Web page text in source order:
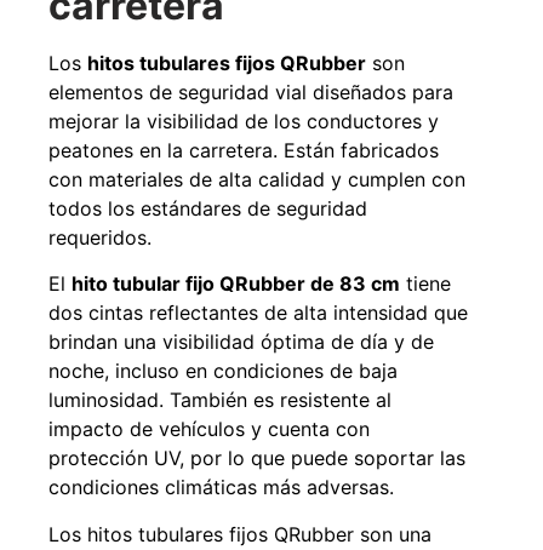
Los hitos tubulares fijos QRubber son
elementos de seguridad vial diseñados para
mejorar la visibilidad de los conductores y
peatones en la carretera. Están fabricados
con materiales de alta calidad y cumplen con
todos los estándares de seguridad
requeridos.
El hito tubular fijo QRubber de 83 cm tiene
dos cintas reflectantes de alta intensidad que
brindan una visibilidad óptima de día y de
noche, incluso en condiciones de baja
luminosidad. También es resistente al
impacto de vehículos y cuenta con
protección UV, por lo que puede soportar las
condiciones climáticas más adversas.
Los hitos tubulares fijos QRubber son una
49%
Pasto sintético ornamental
Importado USA: Summer
densidad 35mm Rollo
4,57*30,48mts
$2.002.243
$1.021.490
Empaquetadura 1/4" 6.4mm
hypalon sin tela 3 MPA
$1.192.666
Agregar al carrito